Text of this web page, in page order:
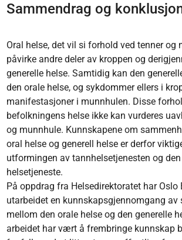
Sammendrag og
Oral helse, det vil si forhold ved tenner og
påvirke andre deler av kroppen og
generelle helse. Samtidig kan den
den orale helse, og sykdommer ellers i
manifestasjoner i munnhulen. Disse
befolkningens helse ikke kan vurderes
og munnhule. Kunnskapene om
oral helse og generell helse er derfor
utformingen av tannhelsetjenesten og
helsetjeneste.
På oppdrag fra Helsedirektoratet har Oslo
utarbeidet en kunnskapsgjennomgang av
mellom den orale helse og den generelle
arbeidet har vært å frembringe kunnskap